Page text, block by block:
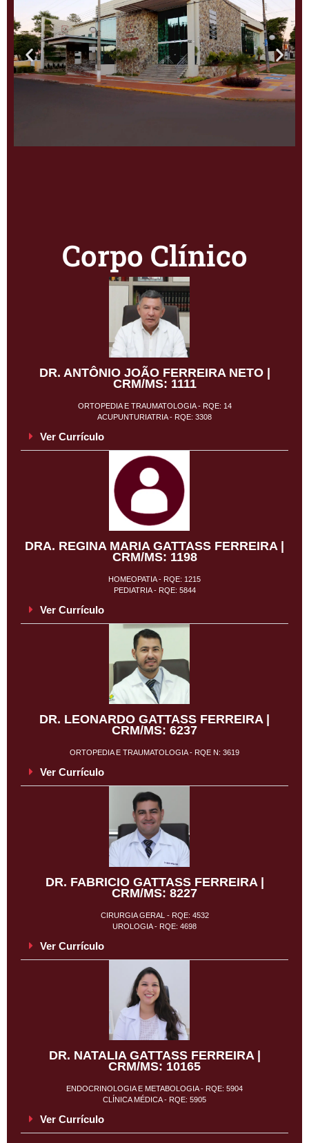
Corpo Clínico
DR. ANTÔNIO JOÃO FERREIRA NETO |
CRM/MS: 1111
ORTOPEDIA E TRAUMATOLOGIA - RQE: 14
ACUPUNTURIATRIA - RQE: 3308
Ver Currículo
DRA. REGINA MARIA GATTASS FERREIRA |
CRM/MS: 1198
HOMEOPATIA - RQE: 1215
PEDIATRIA - RQE: 5844
Ver Currículo
DR. LEONARDO GATTASS FERREIRA |
CRM/MS: 6237
ORTOPEDIA E TRAUMATOLOGIA - RQE N: 3619
Ver Currículo
DR. FABRICIO GATTASS FERREIRA |
CRM/MS: 8227
CIRURGIA GERAL - RQE: 4532
UROLOGIA - RQE: 4698
Ver Currículo
DR. NATALIA GATTASS FERREIRA |
CRM/MS: 10165
ENDOCRINOLOGIA E METABOLOGIA - RQE: 5904
CLÍNICA MÉDICA - RQE: 5905
Ver Currículo